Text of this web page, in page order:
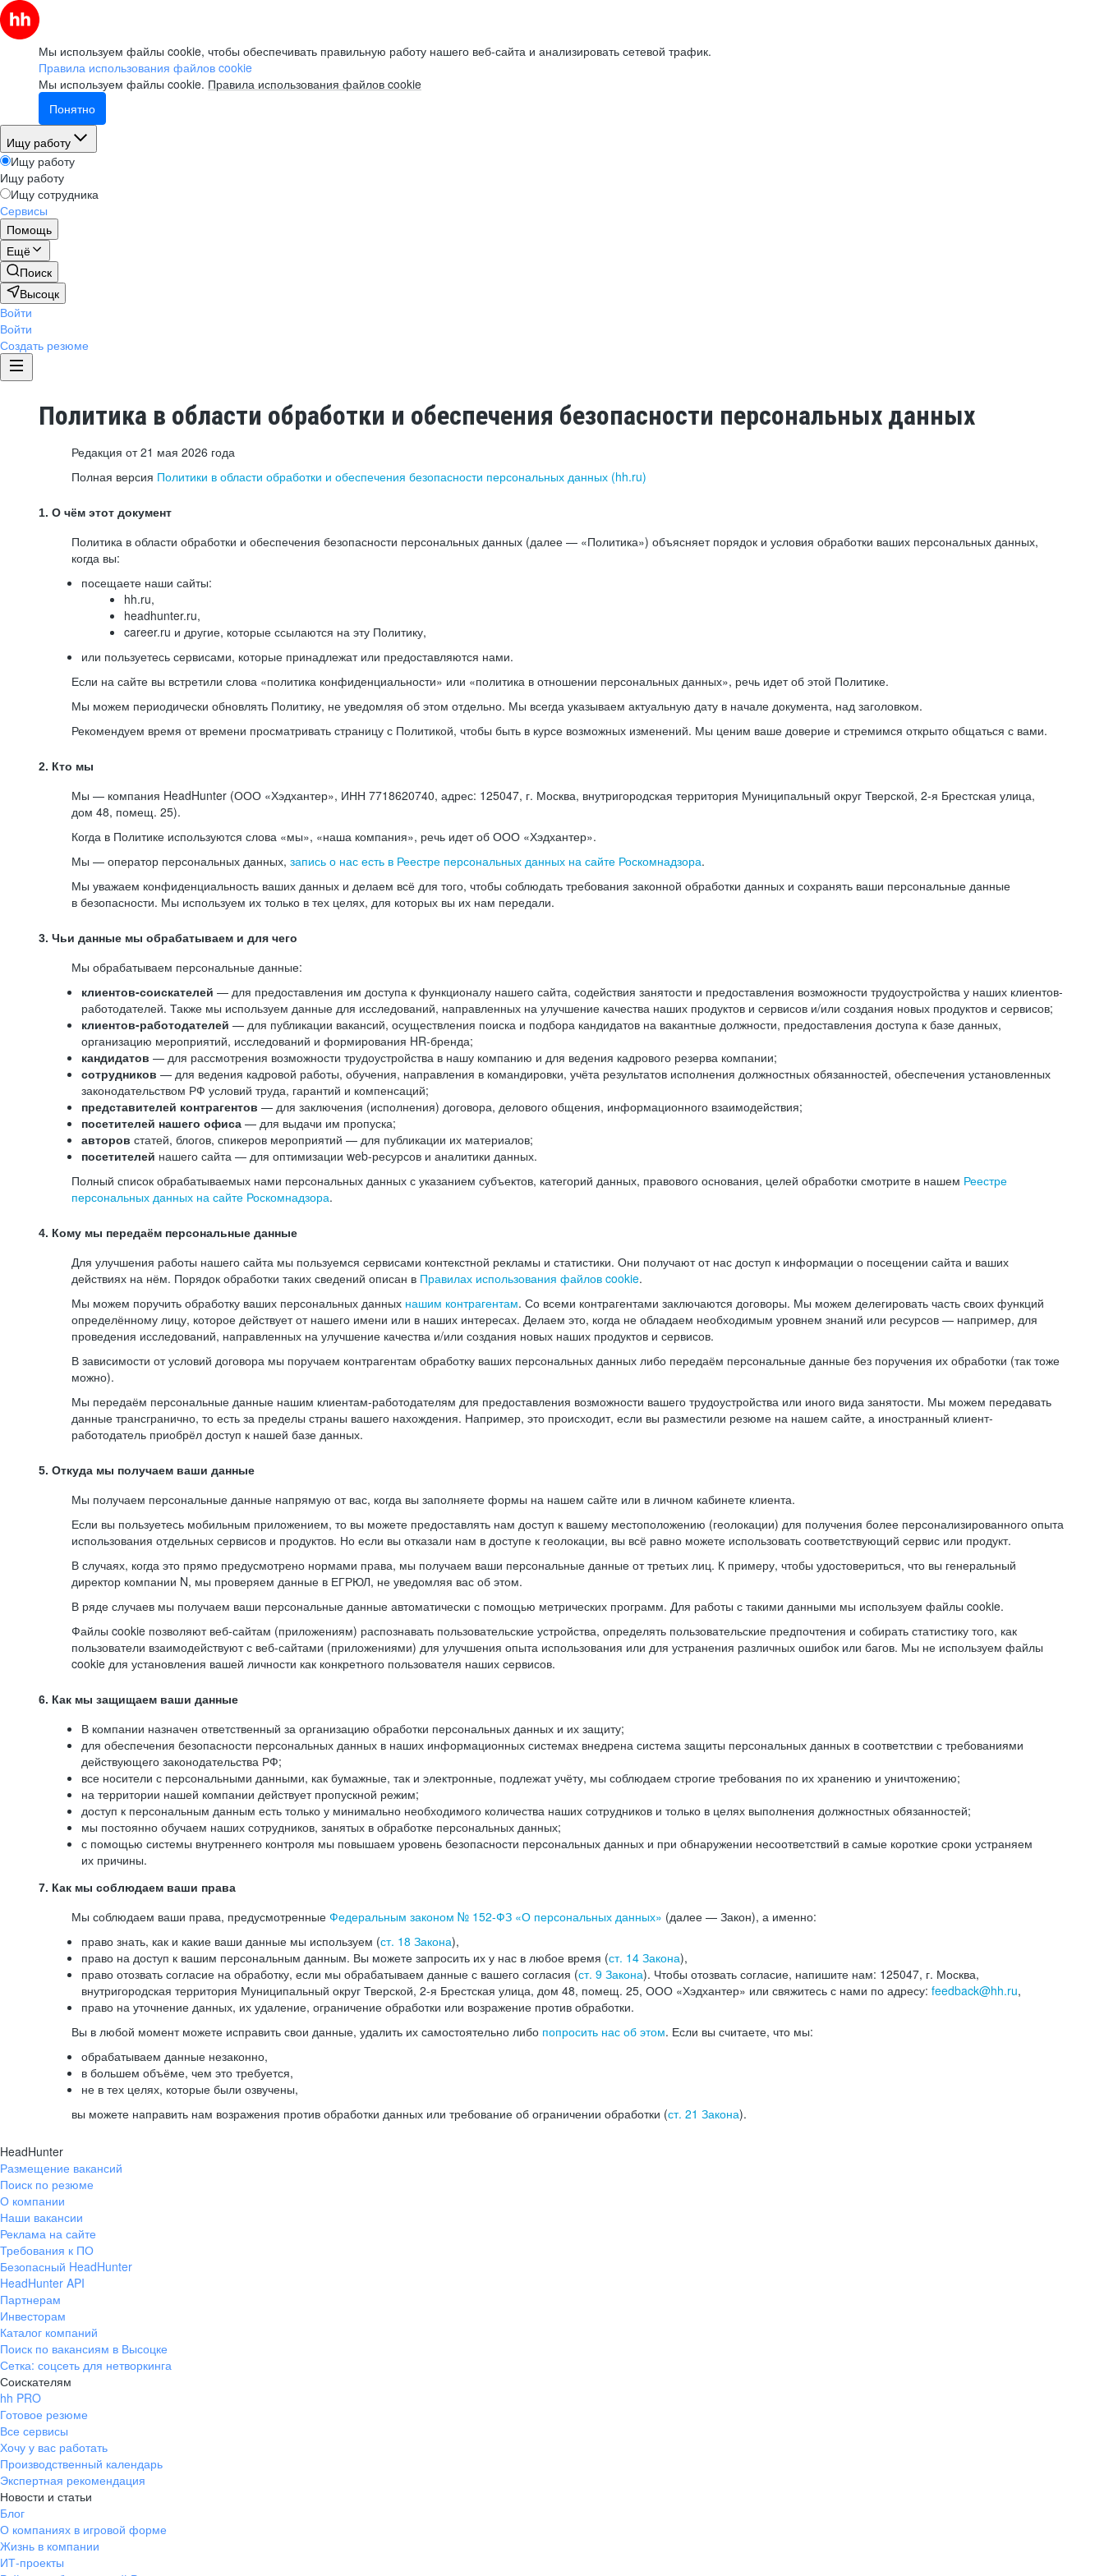
Мы используем файлы cookie, чтобы обеспечивать правильную работу нашего веб-сайта и анализировать сетевой трафик.
Правила использования файлов cookie
Мы используем файлы cookie. Правила использования файлов cookie
Понятно
Ищу работу
Ищу работу
Ищу работу
Ищу сотрудника
Сервисы
Помощь
Ещё
Поиск
Высоцк
Войти
Войти
Создать резюме
Политика в области обработки и обеспечения безопасности персональных данных
Редакция от 21 мая 2026 года
Полная версия Политики в области обработки и обеспечения безопасности персональных данных (hh.ru)
1. О чём этот документ
Политика в области обработки и обеспечения безопасности персональных данных (далее — «Политика») объясняет порядок и условия обработки ваших персональных данных,
когда вы:
посещаете наши сайты:
hh.ru,
headhunter.ru,
career.ru и другие, которые ссылаются на эту Политику,
или пользуетесь сервисами, которые принадлежат или предоставляются нами.
Если на сайте вы встретили слова «политика конфиденциальности» или «политика в отношении персональных данных», речь идет об этой Политике.
Мы можем периодически обновлять Политику, не уведомляя об этом отдельно. Мы всегда указываем актуальную дату в начале документа, над заголовком.
Рекомендуем время от времени просматривать страницу с Политикой, чтобы быть в курсе возможных изменений. Мы ценим ваше доверие и стремимся открыто общаться с вами.
2. Кто мы
Мы — компания HeadHunter (ООО «Хэдхантер», ИНН 7718620740, адрес: 125047, г. Москва, внутригородская территория Муниципальный округ Тверской, 2-я Брестская улица,
дом 48, помещ. 25).
Когда в Политике используются слова «мы», «наша компания», речь идет об ООО «Хэдхантер».
Мы — оператор персональных данных, запись о нас есть в Реестре персональных данных на сайте Роскомнадзора.
Мы уважаем конфиденциальность ваших данных и делаем всё для того, чтобы соблюдать требования законной обработки данных и сохранять ваши персональные данные
в безопасности. Мы используем их только в тех целях, для которых вы их нам передали.
3. Чьи данные мы обрабатываем и для чего
Мы обрабатываем персональные данные:
клиентов-соискателей — для предоставления им доступа к функционалу нашего сайта, содействия занятости и предоставления возможности трудоустройства у наших клиентов-
работодателей. Также мы используем данные для исследований, направленных на улучшение качества наших продуктов и сервисов и/или создания новых продуктов и сервисов;
клиентов-работодателей — для публикации вакансий, осуществления поиска и подбора кандидатов на вакантные должности, предоставления доступа к базе данных,
организацию мероприятий, исследований и формирования HR-бренда;
кандидатов — для рассмотрения возможности трудоустройства в нашу компанию и для ведения кадрового резерва компании;
сотрудников — для ведения кадровой работы, обучения, направления в командировки, учёта результатов исполнения должностных обязанностей, обеспечения установленных
законодательством РФ условий труда, гарантий и компенсаций;
представителей контрагентов — для заключения (исполнения) договора, делового общения, информационного взаимодействия;
посетителей нашего офиса — для выдачи им пропуска;
авторов статей, блогов, спикеров мероприятий — для публикации их материалов;
посетителей нашего сайта — для оптимизации web-ресурсов и аналитики данных.
Полный список обрабатываемых нами персональных данных с указанием субъектов, категорий данных, правового основания, целей обработки смотрите в нашем Реестре
персональных данных на сайте Роскомнадзора.
4. Кому мы передаём персональные данные
Для улучшения работы нашего сайта мы пользуемся сервисами контекстной рекламы и статистики. Они получают от нас доступ к информации о посещении сайта и ваших
действиях на нём. Порядок обработки таких сведений описан в Правилах использования файлов cookie.
Мы можем поручить обработку ваших персональных данных нашим контрагентам. Со всеми контрагентами заключаются договоры. Мы можем делегировать часть своих функций
определённому лицу, которое действует от нашего имени или в наших интересах. Делаем это, когда не обладаем необходимым уровнем знаний или ресурсов — например, для
проведения исследований, направленных на улучшение качества и/или создания новых наших продуктов и сервисов.
В зависимости от условий договора мы поручаем контрагентам обработку ваших персональных данных либо передаём персональные данные без поручения их обработки (так тоже
можно).
Мы передаём персональные данные нашим клиентам-работодателям для предоставления возможности вашего трудоустройства или иного вида занятости. Мы можем передавать
данные трансгранично, то есть за пределы страны вашего нахождения. Например, это происходит, если вы разместили резюме на нашем сайте, а иностранный клиент-
работодатель приобрёл доступ к нашей базе данных.
5. Откуда мы получаем ваши данные
Мы получаем персональные данные напрямую от вас, когда вы заполняете формы на нашем сайте или в личном кабинете клиента.
Если вы пользуетесь мобильным приложением, то вы можете предоставлять нам доступ к вашему местоположению (геолокации) для получения более персонализированного опыта
использования отдельных сервисов и продуктов. Но если вы отказали нам в доступе к геолокации, вы всё равно можете использовать соответствующий сервис или продукт.
В случаях, когда это прямо предусмотрено нормами права, мы получаем ваши персональные данные от третьих лиц. К примеру, чтобы удостовериться, что вы генеральный
директор компании N, мы проверяем данные в ЕГРЮЛ, не уведомляя вас об этом.
В ряде случаев мы получаем ваши персональные данные автоматически с помощью метрических программ. Для работы с такими данными мы используем файлы cookie.
Файлы cookie позволяют веб-сайтам (приложениям) распознавать пользовательские устройства, определять пользовательские предпочтения и собирать статистику того, как
пользователи взаимодействуют с веб-сайтами (приложениями) для улучшения опыта использования или для устранения различных ошибок или багов. Мы не используем файлы
cookie для установления вашей личности как конкретного пользователя наших сервисов.
6. Как мы защищаем ваши данные
В компании назначен ответственный за организацию обработки персональных данных и их защиту;
для обеспечения безопасности персональных данных в наших информационных системах внедрена система защиты персональных данных в соответствии с требованиями
действующего законодательства РФ;
все носители с персональными данными, как бумажные, так и электронные, подлежат учёту, мы соблюдаем строгие требования по их хранению и уничтожению;
на территории нашей компании действует пропускной режим;
доступ к персональным данным есть только у минимально необходимого количества наших сотрудников и только в целях выполнения должностных обязанностей;
мы постоянно обучаем наших сотрудников, занятых в обработке персональных данных;
с помощью системы внутреннего контроля мы повышаем уровень безопасности персональных данных и при обнаружении несоответствий в самые короткие сроки устраняем
их причины.
7. Как мы соблюдаем ваши права
Мы соблюдаем ваши права, предусмотренные Федеральным законом № 152-ФЗ «О персональных данных» (далее — Закон), а именно:
право знать, как и какие ваши данные мы используем (ст. 18 Закона),
право на доступ к вашим персональным данным. Вы можете запросить их у нас в любое время (ст. 14 Закона),
право отозвать согласие на обработку, если мы обрабатываем данные с вашего согласия (ст. 9 Закона). Чтобы отозвать согласие, напишите нам: 125047, г. Москва,
внутригородская территория Муниципальный округ Тверской, 2-я Брестская улица, дом 48, помещ. 25, ООО «Хэдхантер» или свяжитесь с нами по адресу: feedback@hh.ru,
право на уточнение данных, их удаление, ограничение обработки или возражение против обработки.
Вы в любой момент можете исправить свои данные, удалить их самостоятельно либо попросить нас об этом. Если вы считаете, что мы:
обрабатываем данные незаконно,
в большем объёме, чем это требуется,
не в тех целях, которые были озвучены,
вы можете направить нам возражения против обработки данных или требование об ограничении обработки (ст. 21 Закона).
HeadHunter
Размещение вакансий
Поиск по резюме
О компании
Наши вакансии
Реклама на сайте
Требования к ПО
Безопасный HeadHunter
HeadHunter API
Партнерам
Инвесторам
Каталог компаний
Поиск по вакансиям в Высоцке
Сетка: соцсеть для нетворкинга
Соискателям
hh PRO
Готовое резюме
Все сервисы
Хочу у вас работать
Производственный календарь
Экспертная рекомендация
Новости и статьи
Блог
О компаниях в игровой форме
Жизнь в компании
ИТ-проекты